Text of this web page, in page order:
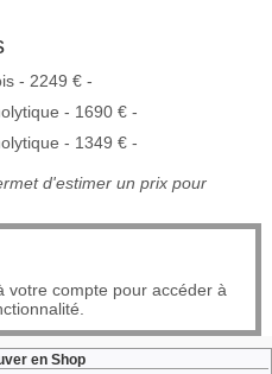
- 2249 € -
- 1690 € -
- 1349 € -
d'estimer un prix pour
votre compte pour accéder à
en Shop